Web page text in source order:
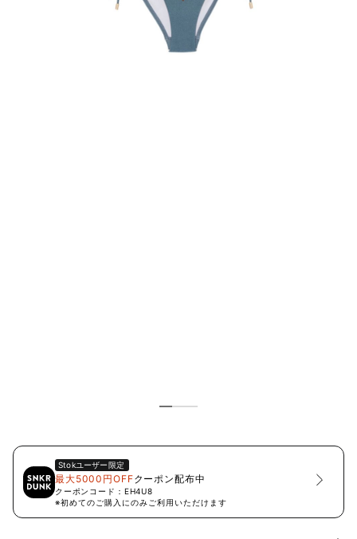
Stokユーザー限定
最大5000円OFFクーポン配布中
クーポンコード： EH4U8
※初めてのご購入にのみご利用いただけます